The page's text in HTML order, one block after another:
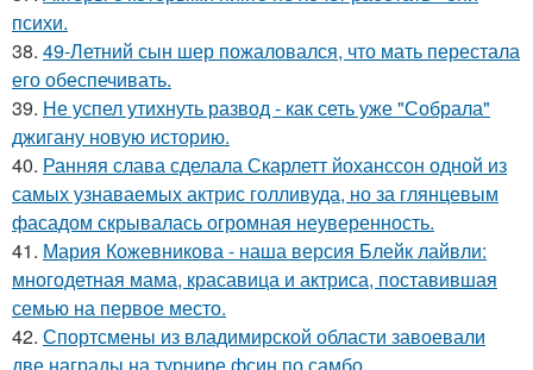
психи.
38. 49-Летний сын шер пожаловался, что мать перестала
его обеспечивать.
39. Не успел утихнуть развод - как сеть уже "Собрала"
джигану новую историю.
40. Ранняя слава сделала Скарлетт йоханссон одной из
самых узнаваемых актрис голливуда, но за глянцевым
фасадом скрывалась огромная неуверенность.
41. Мария Кожевникова - наша версия Блейк лайвли:
многодетная мама, красавица и актриса, поставившая
семью на первое место.
42. Спортсмены из владимирской области завоевали